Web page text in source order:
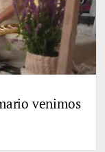
venimos